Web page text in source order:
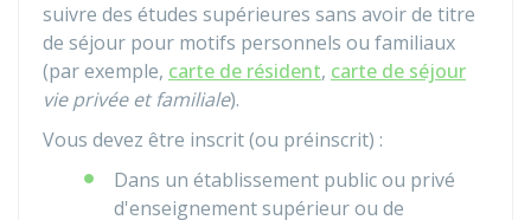
suivre des études supérieures sans avoir de titre
de séjour pour motifs personnels ou familiaux
(par exemple, carte de résident, carte de séjour
vie privée et familiale).
Vous devez être inscrit (ou préinscrit) :
Dans un établissement public ou privé
d'enseignement supérieur ou de